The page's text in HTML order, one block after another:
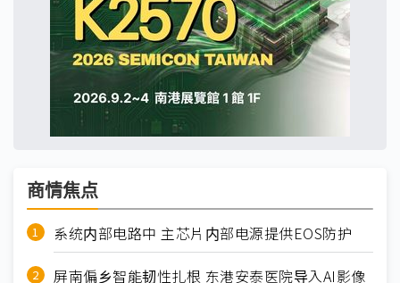
商情焦点
系统内部电路中 主芯片内部电源提供EOS防护
屏南偏乡智能韧性扎根 东港安泰医院导入AI影像